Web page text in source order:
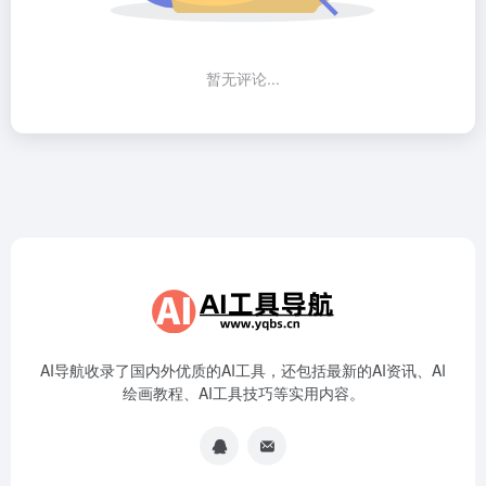
暂无评论...
AI导航收录了国内外优质的AI工具，还包括最新的AI资讯、AI
绘画教程、AI工具技巧等实用内容。